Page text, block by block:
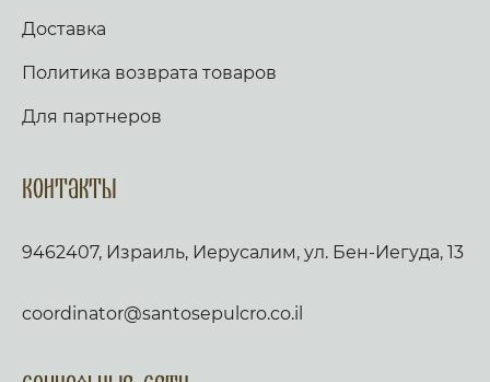
Доставка
Политика возврата товаров
Для партнеров
Контакты
9462407, Израиль, Иерусалим, ул. Бен-Иегуда, 13
coordinator@santosepulcro.co.il